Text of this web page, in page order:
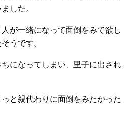
した。
が一緒になって面倒をみて欲し
うです。
になってしまい、里子に出され
と親代わりに面倒をみたかった